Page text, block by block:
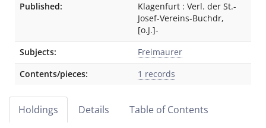
Published:
Klagenfurt : Verl. der St.-
Josef-Vereins-Buchdr,
[o.J.]-
Subjects:
Freimaurer
Contents/pieces:
1 records
Holdings Details
Table of Contents